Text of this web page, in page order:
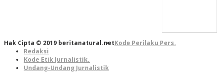
Hak Cipta © 2019 beritanatural.netKode Perilaku Pers.
Redaksi
Kode Etik Jurnalistik.
Undang-Undang Jurnalistik